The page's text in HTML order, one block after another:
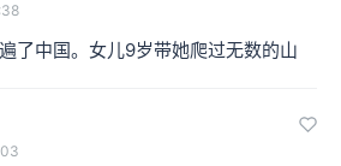
了中国。女儿9岁带她爬过无数的山